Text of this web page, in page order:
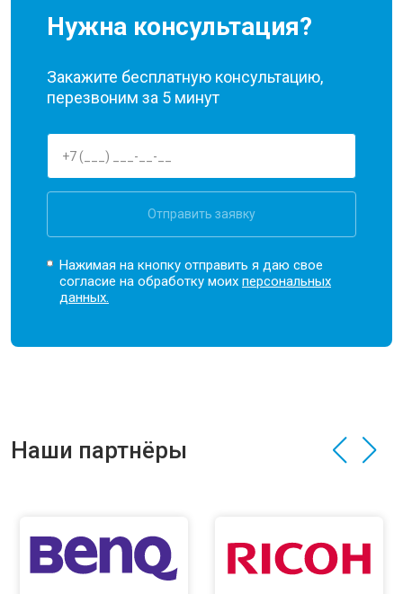
Нужна консультация?
Закажите бесплатную консультацию,
перезвоним за 5 минут
Отправить заявку
Нажимая на кнопку отправить я даю свое
согласие на обработку моихперсональных
данных.
Наши партнёры